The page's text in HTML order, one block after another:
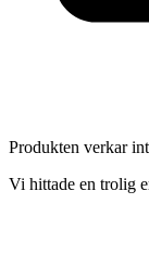
Produkten verkar
Vi hittade en trolig